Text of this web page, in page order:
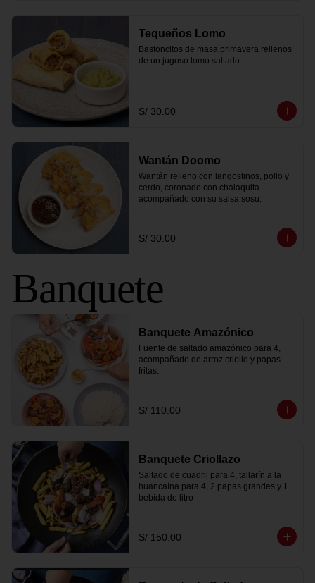
Tequeños Lomo
Bastoncitos de masa primavera rellenos
de un jugoso lomo saltado.
S/ 30.00
Wantán Doomo
Wantán relleno con langostinos, pollo y
cerdo, coronado con chalaquita
acompañado con su salsa sosu.
S/ 30.00
Banquete
Banquete Amazónico
Fuente de saltado amazónico para 4,
acompañado de arroz criollo y papas
fritas.
S/ 110.00
Banquete Criollazo
Saltado de cuadril para 4, tallarín a la
huancaína para 4, 2 papas grandes y 1
bebida de litro
S/ 150.00